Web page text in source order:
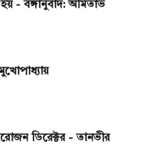
- বঙ্গানুবাদ: অমিতাভ
ডিরেক্টর - তানভীর